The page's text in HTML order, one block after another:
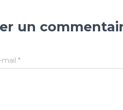
un
mail*